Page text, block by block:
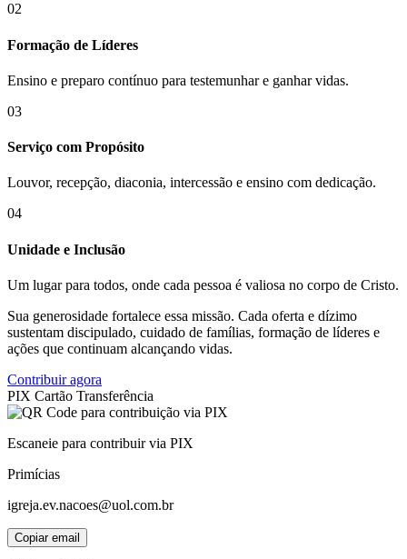
02
Formação de Líderes
Ensino e preparo contínuo para testemunhar e ganhar vidas.
03
Serviço com Propósito
Louvor, recepção, diaconia, intercessão e ensino com dedicação.
04
Unidade e Inclusão
Um lugar para todos, onde cada pessoa é valiosa no corpo de Cristo.
Sua generosidade fortalece essa missão. Cada oferta e dízimo
sustentam discipulado, cuidado de famílias, formação de líderes e
ações que continuam alcançando vidas.
Contribuir agora
PIX Cartão Transferência
Escaneie para contribuir via PIX
Primícias
igreja.ev.nacoes@uol.com.br
Copiar email